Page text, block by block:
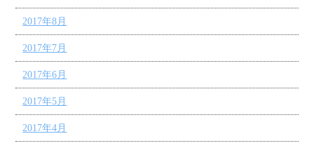
2017年8月
2017年7月
2017年6月
2017年5月
2017年4月